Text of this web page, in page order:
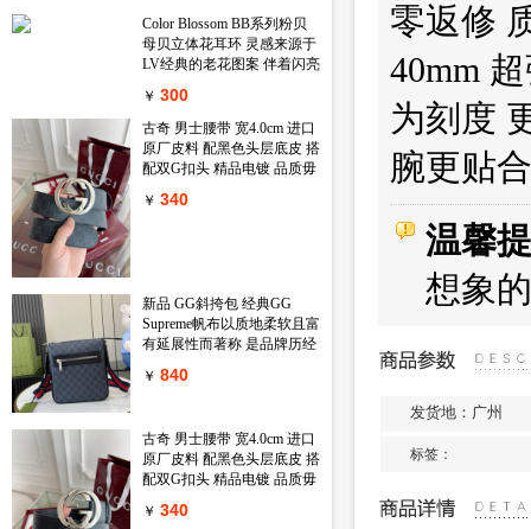
Color Blossom BB系列粉贝
母贝立体花耳环 灵感来源于
LV经典的老花图案 伴着闪亮
鲜花在天然母贝上绽放出璀
璨的淡粉金光 链条上还镶嵌
一颗闪耀的小钻石 绝对的气
质款 心动只在一瞬间
￥ 300
古奇 男士腰带 宽4.0cm 进口
原厂皮料 配黑色头层底皮 搭
配双G扣头 精品电镀 品质毋
装 送礼自用首选
￥ 340
新品 GG斜挎包 经典GG
Supreme帆布以质地柔软且富
有延展性而著称 是品牌历经
面料之一 该面料以超细纤维
魅力 同色调皮革滚边令整个
廓形愈发丰满 典藏条纹织带
则为整个设计注入一抹亮色
黑色GG Supreme帆布 黑色皮
￥ 840
古奇 男士腰带 宽4.0cm 进口
原厂皮料 配黑色头层底皮 搭
配双G扣头 精品电镀 品质毋
装 送礼自用首选
￥ 340
零返修
40mm
为刻度
腕更贴
温馨
想象
发货地：广州
标签：